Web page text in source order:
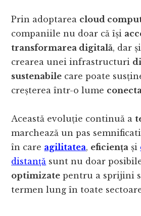
Prin adoptarea cloud
companiile nu doar că își
transformarea digitală, dar
crearea unei infrastructuri
sustenabile care poate
creșterea într-o lume
Această evoluție continuă a
marchează un pas
în care agilitatea, eficiența și
distanță sunt nu doar
optimizate pentru a sprijini
termen lung în toate